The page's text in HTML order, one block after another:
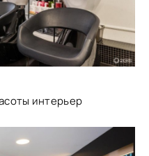
интерьер